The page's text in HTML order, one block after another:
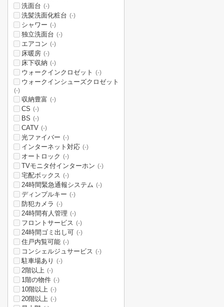
洗面台 (-)
洗髪洗面化粧台 (-)
シャワー (-)
独立洗面台 (-)
エアコン (-)
床暖房 (-)
床下収納 (-)
ウォークインクロゼット (-)
ウォークインシューズクロゼット
(-)
収納豊富 (-)
CS (-)
BS (-)
CATV (-)
光ファイバー (-)
インターネット対応 (-)
オートロック (-)
TVモニタ付インターホン (-)
宅配ボックス (-)
24時間緊急通報システム (-)
ディンプルキー (-)
防犯カメラ (-)
24時間有人管理 (-)
フロントサービス (-)
24時間ゴミ出し可 (-)
住戸内覧可能 (-)
コンシェルジュサービス (-)
駐車場あり (-)
2階以上 (-)
1階の物件 (-)
10階以上 (-)
20階以上 (-)